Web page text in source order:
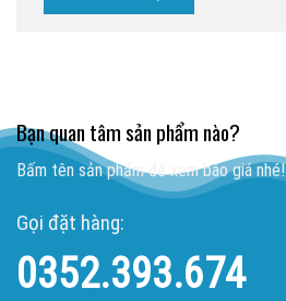
Bạn quan tâm sản phẩm nào?
Bấm tên sản phẩm để xem báo giá nhé!
Gọi đặt hàng:
0352.393.674